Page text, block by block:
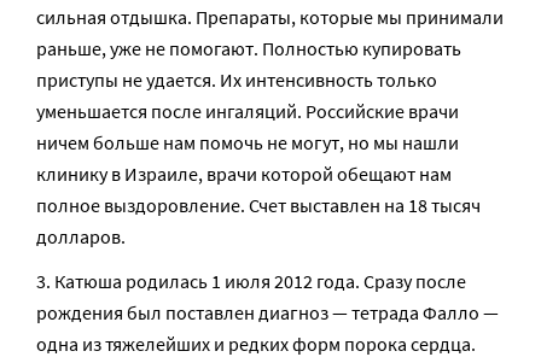
сильная отдышка. Препараты, которые мы принимали
раньше, уже не помогают. Полностью купировать
приступы не удается. Их интенсивность только
уменьшается после ингаляций. Российские врачи
ничем больше нам помочь не могут, но мы нашли
клинику в Израиле, врачи которой обещают нам
полное выздоровление. Счет выставлен на 18 тысяч
долларов.
Катюша родилась 1 июля 2012 года. Сразу после
рождения был поставлен диагноз — тетрада Фалло —
одна из тяжелейших и редких форм порока сердца.